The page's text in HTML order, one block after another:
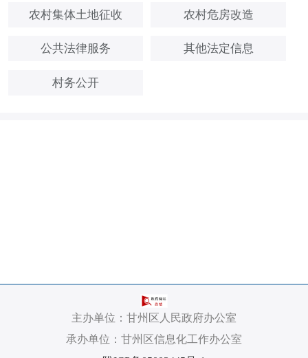
农村集体土地征收 农村危房改造
公共法律服务 其他法定信息
村务公开
主办单位：甘州区人民政府办公室
承办单位：甘州区信息化工作办公室